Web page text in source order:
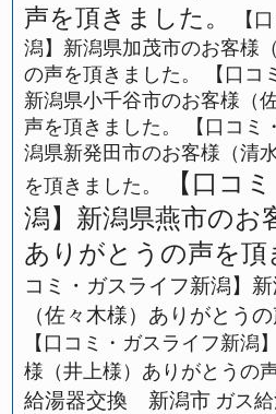
声を頂きました。
【
潟】新潟県加茂市のお客様
の声を頂きました。
【口コ
新潟県小千谷市のお客様（
声を頂きました。
【口コ
潟県新発田市のお客様（清
を頂きました。
【口コ
潟】新潟県燕市のお
ありがとうの声を頂
コミ・ガスライフ新潟】
（佐々木様）ありがとう
【口コミ・ガスライフ新潟
様（井上様）ありがとうの
給湯器交換 新潟市 ガス